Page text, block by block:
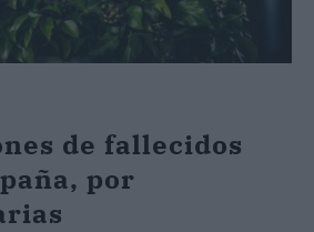
de fallecidos
por